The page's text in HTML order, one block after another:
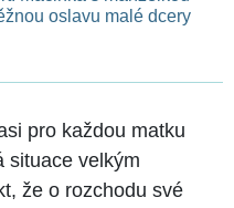
oslavu malé dcery
pro každou matku
situace velkým
že o rozchodu své